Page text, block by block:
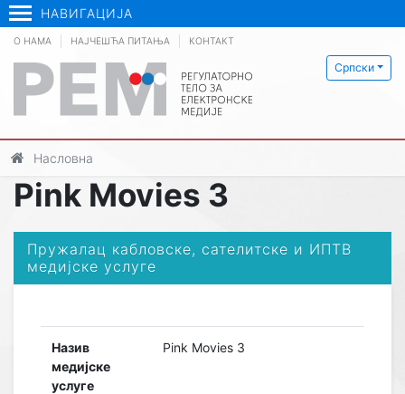
НАВИГАЦИЈА
Српски
О НАМА НАЈЧЕШЋА ПИТАЊА КОНТАКТ
Насловна
Pink Movies 3
Пружалац кабловске, сателитске и ИПТВ
медијске услуге
Назив
медијске
услуге
Pink Movies 3